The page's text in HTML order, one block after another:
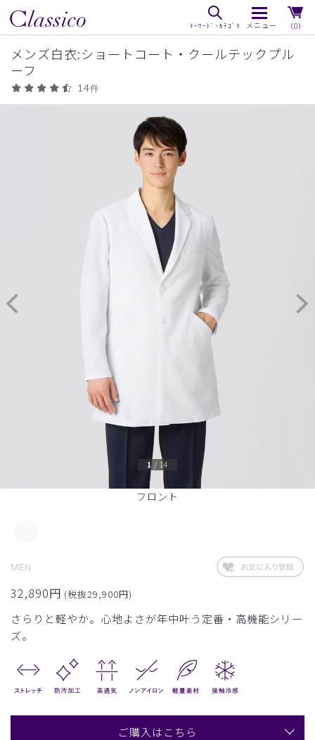
（0）
メンズ白衣:ショートコート・クールテックプル
ーフ
14件
フロント
1 / 14
MEN
32,890円 (税抜29,900円)
さらりと軽やか。心地よさが年中叶う定番・高機能シリー
ズ。
ご購入はこちら